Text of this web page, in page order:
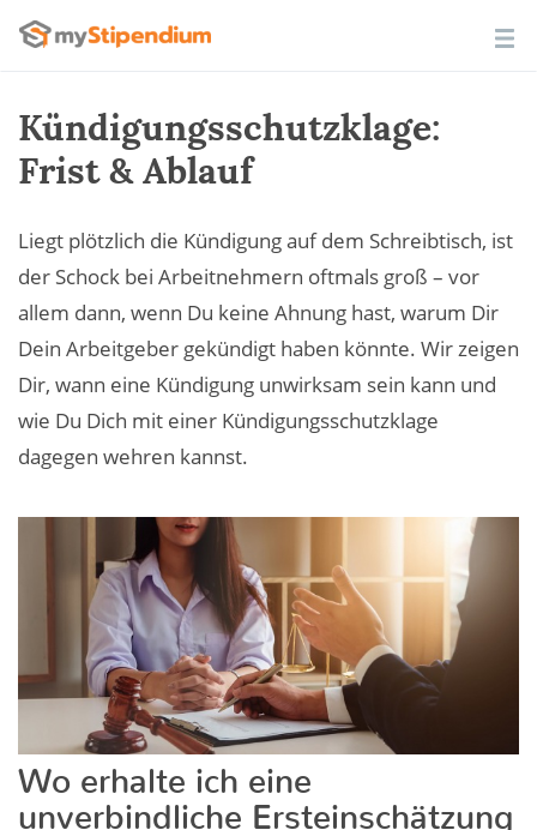
Kündigungsschutzklage:
Frist & Ablauf
Liegt plötzlich die Kündigung auf dem Schreibtisch, ist
der Schock bei Arbeitnehmern oftmals groß – vor
allem dann, wenn Du keine Ahnung hast, warum Dir
Dein Arbeitgeber gekündigt haben könnte. Wir zeigen
Dir, wann eine Kündigung unwirksam sein kann und
wie Du Dich mit einer Kündigungsschutzklage
dagegen wehren kannst.
Wo erhalte ich eine
unverbindliche Ersteinschätzung